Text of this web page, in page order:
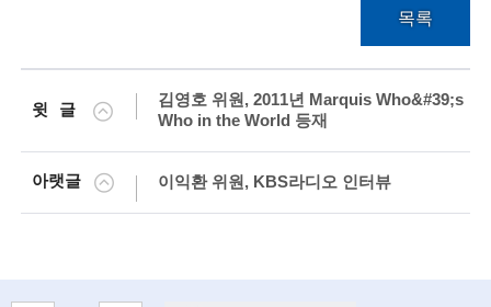
e
d
c
목록
윗글
김영호 위원, 2011년 Marquis Who&#39;s
Who in the World 등재
아랫글 이익환 위원, KBS라디오 인터뷰